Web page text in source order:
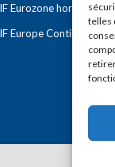
telles
Eurozone hors France
Europe Continentale